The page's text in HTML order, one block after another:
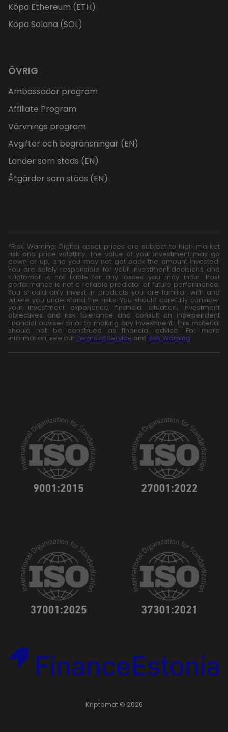
Köpa Ethereum (ETH)
Köpa Solana (SOL)
ÖVRIG
Ambassador program
Affiliate Program
Värvnings program
Avgifter och begränsningar (EN)
Länder som stöds (EN)
Åtgärder som stöds (EN)
*Risk Warning: Digital asset prices are subject to high market
risk and price volatility. The value of your investment may go
down or up, and you may not get back the amount invested.
You are solely responsible for your investment decisions and
Kriptomat is not liable for any losses you may incur. Past
performance is not a reliable predictor of future performance.
You should only invest in products you are familiar with and
where you understand the risks. You should carefully consider
your investment experience, financial situation, investment
objectives and risk tolerance and consult an independent
financial adviser prior to making any investment. This material
should not be construed as financial advice. For more
information, see our Terms of Service and Risk Warning.
Kriptomat © 2026